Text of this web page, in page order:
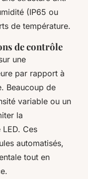
(IP65 ou
de température.
de contrôle
une
par rapport à
Beaucoup de
variable ou un
la
Ces
automatisés,
tout en